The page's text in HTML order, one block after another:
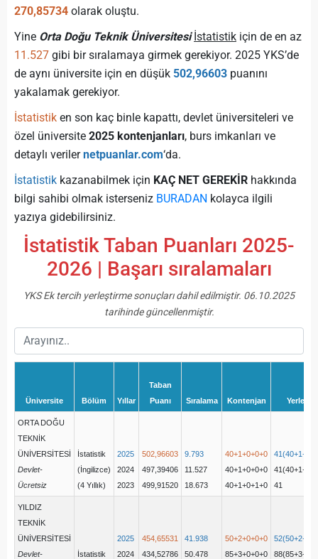
270,85734 olarak oluştu.
Yine Orta Doğu Teknik Üniversitesi İstatistik için de en az
11.527 gibi bir sıralamaya girmek gerekiyor. 2025 YKS’de
de aynı üniversite için en düşük 502,96603 puanını
yakalamak gerekiyor.
İstatistik en son kaç binle kapattı, devlet üniversiteleri ve
özel üniversite 2025 kontenjanları, burs imkanları ve
detaylı verilernetpuanlar.com‘da.
İstatistik kazanabilmek için KAÇ NET GEREKİR hakkında
bilgi sahibi olmak isterseniz BURADAN kolayca ilgili
yazıya gidebilirsiniz.
İstatistik Taban Puanları 2025-
2026 | Başarı sıralamaları
YKS Ek tercih yerleştirme sonuçları dahil edilmiştir. 06.10.2025
tarihinde güncellenmiştir.
Üniversite Bölüm Yıllar
Taban
Puanı
Sıralama Kontenjan Yerleşen
ORTA DOĞU
TEKNİK
ÜNİVERSİTESİ
Devlet-
Ücretsiz
İstatistik
(İngilizce)
(4 Yıllık)
2025
2024
2023
502,96603
497,39406
499,91520
9.793
11.527
18.673
40+1+0+0+0
40+1+0+0+0
40+1+0+1+0
41
YILDIZ
TEKNİK
ÜNİVERSİTESİ
Devlet-
İstatistik
2025
2024
454,65531
434,52786
41.938
50.478
50+2+0+0+0
85+3+0+0+0